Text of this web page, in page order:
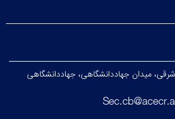
شرقی، میدان جهاددانشگاهی، جهاددانشگاهی